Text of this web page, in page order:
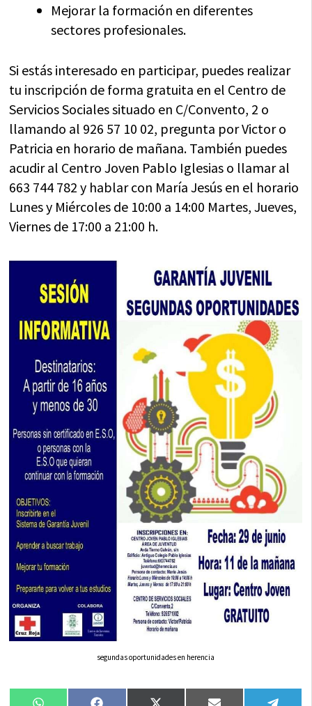
Mejorar la formación en diferentes
sectores profesionales.
Si estás interesado en participar, puedes realizar
tu inscripción de forma gratuita en el Centro de
Servicios Sociales situado en C/Convento, 2 o
llamando al 926 57 10 02, pregunta por Victor o
Patricia en horario de mañana. También puedes
acudir al Centro Joven Pablo Iglesias o llamar al
663 744 782 y hablar con María Jesús en el horario
Lunes y Miércoles de 10:00 a 14:00 Martes, Jueves,
Viernes de 17:00 a 21:00 h.
segundas oportunidades en herencia